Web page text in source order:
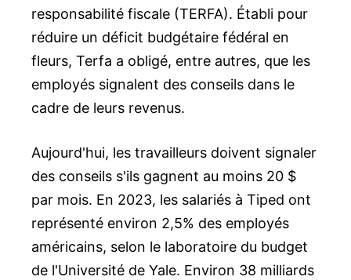
responsabilité fiscale (TERFA). Établi pour
réduire un déficit budgétaire fédéral en
fleurs, Terfa a obligé, entre autres, que les
employés signalent des conseils dans le
cadre de leurs revenus.
Aujourd'hui, les travailleurs doivent signaler
des conseils s'ils gagnent au moins 20 $
par mois. En 2023, les salariés à Tiped ont
représenté environ 2,5% des employés
américains, selon le laboratoire du budget
de l'Université de Yale. Environ 38 milliards